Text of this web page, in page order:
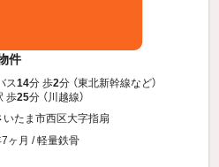
件
ス14分 歩2分 （東北新幹線など）
歩25分 （川越線）
いたま市西区大字指扇
ヶ月 / 軽量鉄骨